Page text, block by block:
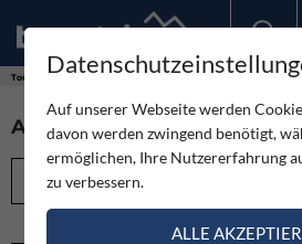
Touren
ALLE TOUREN IM
FILTEROPTIONEN
Auf unserer Webseite werden
davon werden zwingend benötigt,
ermöglichen, Ihre Nutzererfahrung
zu verbessern.
ALLE